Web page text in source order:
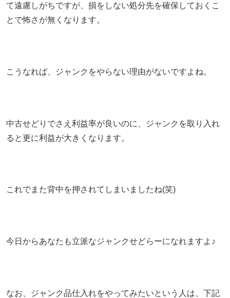
て遠慮しがちですが、損をしない処分先を確保しておくこ
とで怖さが無くなります。
こうなれば、ジャンクをやらない理由がないですよね。
中古せどりでさえ利益率が良いのに、ジャンクを取り入れ
ると更に利益が大きくなります。
これでまた背中を押されてしまいましたね(笑)
今日からあなたも立派なジャンクせどらーになれますよ♪
なお、ジャンク品仕入れをやってみたいという人は、下記